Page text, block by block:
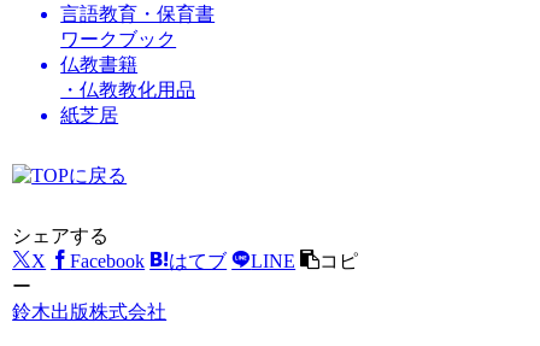
言語教育・保育書
ワークブック
仏教書籍
・仏教教化用品
紙芝居
シェアする
X
Facebook はてブ LINE
コピ
ー
鈴木出版株式会社